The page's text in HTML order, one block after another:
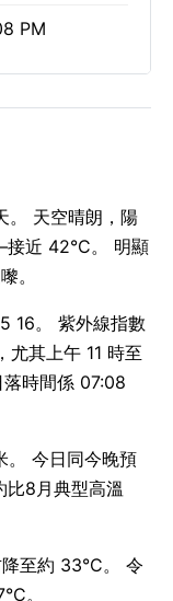
PM
天空晴朗，陽
近 42°C。 明顯
。
16。 紫外線指數
其上午 11 時至
時間係 07:08
今日同今晚預
8月典型高溫
至約 33°C。 令
。